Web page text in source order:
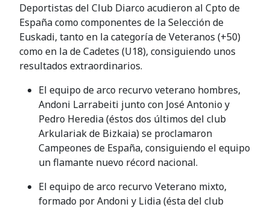
Deportistas del Club Diarco acudieron al Cpto de
España como componentes de la Selección de
Euskadi, tanto en la categoría de Veteranos (+50)
como en la de Cadetes (U18), consiguiendo unos
resultados extraordinarios.
El equipo de arco recurvo veterano hombres,
Andoni Larrabeiti junto con José Antonio y
Pedro Heredia (éstos dos últimos del club
Arkulariak de Bizkaia) se proclamaron
Campeones de España, consiguiendo el equipo
un flamante nuevo récord nacional.
El equipo de arco recurvo Veterano mixto,
formado por Andoni y Lidia (ésta del club